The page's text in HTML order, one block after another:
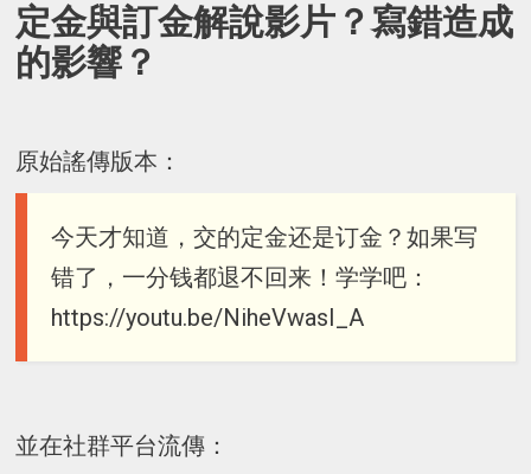
定金與訂金解說影片？寫錯造成
的影響？
原始謠傳版本：
今天才知道，交的定金还是订金？如果写
错了，一分钱都退不回来！学学吧：
https://youtu.be/NiheVwasI_A
並在社群平台流傳：